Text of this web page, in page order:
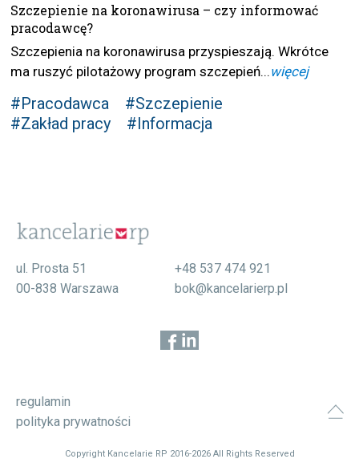
Szczepienie na koronawirusa – czy informować
pracodawcę?
Szczepienia na koronawirusa przyspieszają. Wkrótce
ma ruszyć pilotażowy program szczepień... więcej
#Pracodawca
#Szczepienie
#Zakład pracy
#Informacja
ul. Prosta 51
00-838 Warszawa
+48 537 474 921
bok@kancelarierp.pl
regulamin
polityka prywatności
Copyright Kancelarie RP 2016-2026 All Rights Reserved